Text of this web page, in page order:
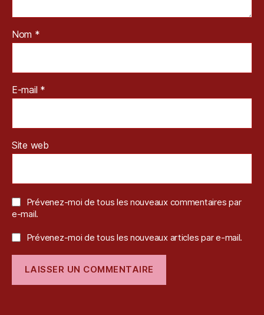
R
S
a
r
e
ni
st
e
a
S
w
Nom *
E-mail *
Site web
Prévenez-moi de tous les nouveaux commentaires par
e-mail.
Prévenez-moi de tous les nouveaux articles par e-mail.